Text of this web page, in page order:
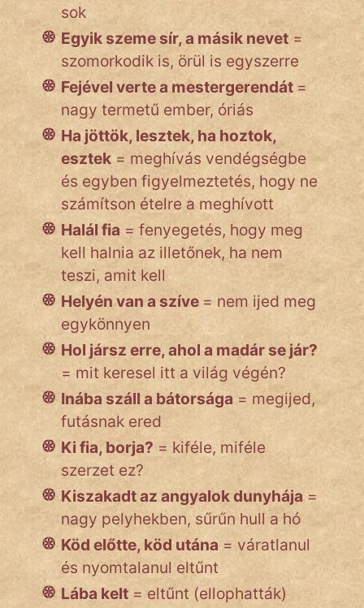
PSZICHO
ZENE
FILM
ÉLETMÓD
TÖRTÉNELEM
Népszerű szerzőink:
cinege
fantom
Jób Gedeon
Láron Ádám
mikkamakka
vörös ördög
nagyöreg
NapHold
sok
Egyik szeme sír, a másik nevet =
szomorkodik is, örül is egyszerre
Fejével verte a mestergerendát =
nagy termetű ember, óriás
Ha jöttök, lesztek, ha hoztok,
esztek = meghívás vendégségbe
és egyben figyelmeztetés, hogy ne
számítson ételre a meghívott
Halál fia = fenyegetés, hogy meg
kell halnia az illetőnek, ha nem
teszi, amit kell
Helyén van a szíve = nem ijed meg
egykönnyen
Hol jársz erre, ahol a madár se jár?
= mit keresel itt a világ végén?
Inába száll a bátorsága = megijed,
futásnak ered
Ki fia, borja? = kiféle, miféle
szerzet ez?
Kiszakadt az angyalok dunyhája =
nagy pelyhekben, sűrűn hull a hó
Köd előtte, köd utána = váratlanul
és nyomtalanul eltűnt
Lába kelt = eltűnt (ellophatták)